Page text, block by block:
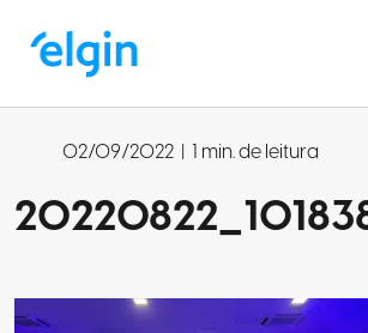
02/09/2022 | 1 min. de leitura